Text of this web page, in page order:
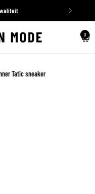
0
Tatic sneaker